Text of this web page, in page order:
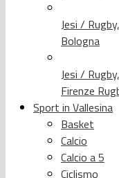
Jesi /
Bologna
Jesi /
Firenze
Sport in Vallesina
Basket
Calcio
Calcio a 5
Ciclismo